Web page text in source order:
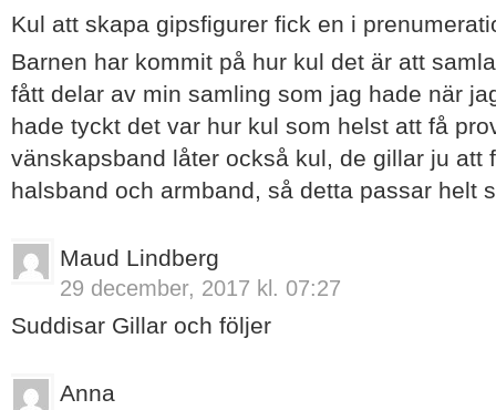
Kul att skapa gipsfigurer fick en i
Barnen har kommit på hur kul det är att
fått delar av min samling som jag hade när
hade tyckt det var hur kul som helst att få
vänskapsband låter också kul, de gillar ju att
halsband och armband, så detta passar helt
Maud Lindberg
29 december, 2017 kl. 07:27
Suddisar Gillar och följer
Anna